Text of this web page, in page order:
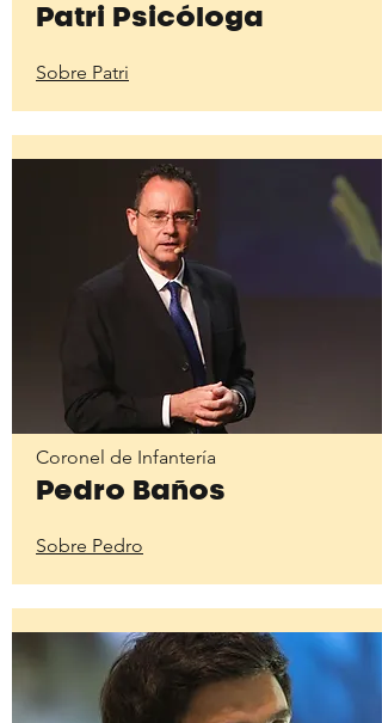
Patri Psicóloga
Sobre Patri
Coronel de Infantería
Pedro Baños
Sobre Pedro